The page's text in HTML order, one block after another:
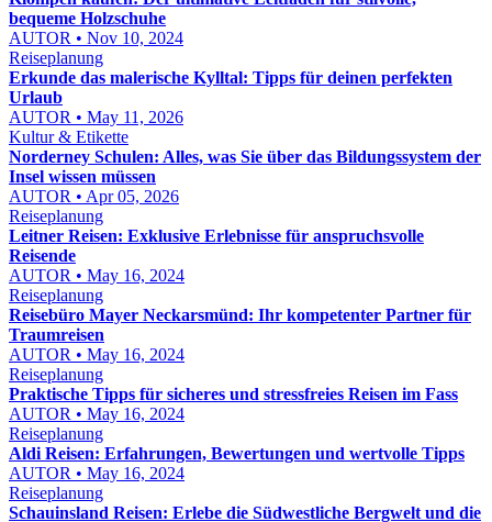
bequeme Holzschuhe
AUTOR • Nov 10, 2024
Reiseplanung
Erkunde das malerische Kylltal: Tipps für deinen perfekten
Urlaub
AUTOR • May 11, 2026
Kultur & Etikette
Norderney Schulen: Alles, was Sie über das Bildungssystem der
Insel wissen müssen
AUTOR • Apr 05, 2026
Reiseplanung
Leitner Reisen: Exklusive Erlebnisse für anspruchsvolle
Reisende
AUTOR • May 16, 2024
Reiseplanung
Reisebüro Mayer Neckarsmünd: Ihr kompetenter Partner für
Traumreisen
AUTOR • May 16, 2024
Reiseplanung
Praktische Tipps für sicheres und stressfreies Reisen im Fass
AUTOR • May 16, 2024
Reiseplanung
Aldi Reisen: Erfahrungen, Bewertungen und wertvolle Tipps
AUTOR • May 16, 2024
Reiseplanung
Schauinsland Reisen: Erlebe die Südwestliche Bergwelt und die